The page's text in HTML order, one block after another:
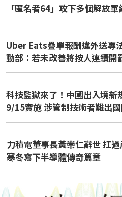
「匿名者64」攻下多個解放
Uber Eats疊單報酬違外送專
動部：若未改善將按人連續開
科技監獄來了！中國出入境新
9/15實施 涉管制技術者難出
力積電董事長黃崇仁辭世 扛
寒冬寫下半導體傳奇篇章